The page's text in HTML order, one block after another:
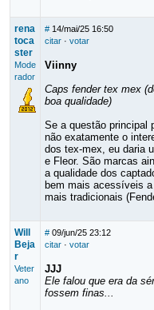
rena
toca
ster
Mode
rador
# 14/mai/25 16:50
citar· votar
Viinny
Caps fender tex mex
boa qualidade)
Se a questão principal
não exatamente o
dos tex-mex, eu daria
e Fleor. São marcas
a qualidade dos
bem mais acessíveis
mais tradicionais
Will
Beja
r
Veter
ano
# 09/jun/25 23:12
citar· votar
JJJ
Ele falou que era da
fossem finas...